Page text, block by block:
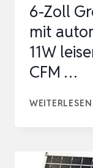
6-Zoll
mit
11W
CFM …
WEITERLESEN